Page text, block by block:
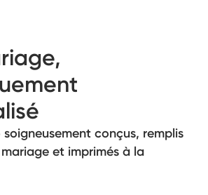
conçus, remplis
et imprimés à la